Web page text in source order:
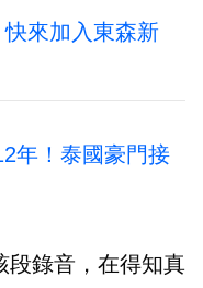
來加入東森新
年！泰國豪門接
段錄音，在得知真